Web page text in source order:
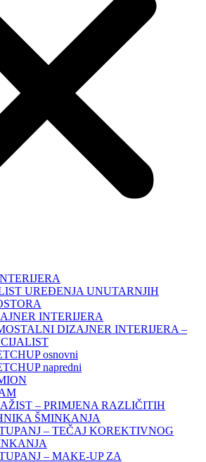
UREĐENJA UNUTARNJIH
INTERIJERA
DIZAJNER INTERIJERA –
osnovni
napredni
– PRIMJENA RAZLIČITIH
ŠMINKANJA
– TEČAJ KOREKTIVNOG
– MAKE-UP ZA